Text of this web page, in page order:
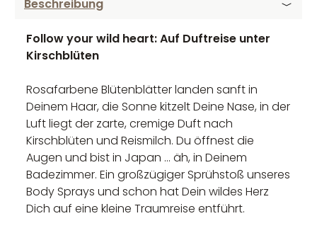
Beschreibung
Follow your wild heart: Auf Duftreise unter
Kirschblüten
Rosafarbene Blütenblätter landen sanft in
Deinem Haar, die Sonne kitzelt Deine Nase, in der
Luft liegt der zarte, cremige Duft nach
Kirschblüten und Reismilch. Du öffnest die
Augen und bist in Japan ... äh, in Deinem
Badezimmer. Ein großzügiger Sprühstoß unseres
Body Sprays und schon hat Dein wildes Herz
Dich auf eine kleine Traumreise entführt.